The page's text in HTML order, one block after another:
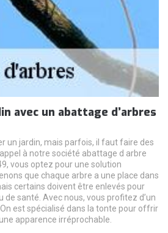
avec un abattage d’arbres
un jardin, mais parfois, il faut faire des
à notre société abattage d arbre
vous optez pour une solution
que chaque arbre a une place dans
certains doivent être enlevés pour
de santé. Avec nous, vous profitez d’un
est spécialisé dans la tonte pour offrir
apparence irréprochable.